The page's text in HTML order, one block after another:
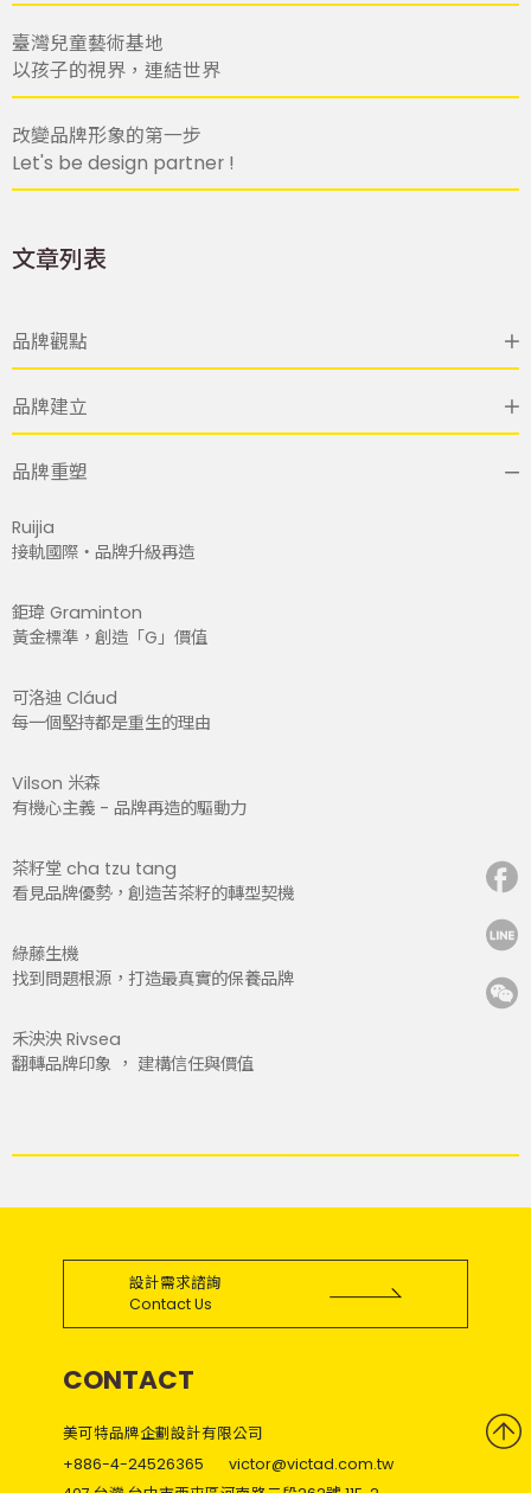
臺灣兒童藝術基地
以孩子的視界，連結世界
改變品牌形象的第一步
Let's be design partner !
文章列表
品牌觀點
品牌建立
品牌重塑
Ruijia
接軌國際・品牌升級再造
鉅瑋 Graminton
黃金標準，創造「G」價值
可洛迪 Cláud
每一個堅持都是重生的理由
Vilson 米森
有機心主義 - 品牌再造的驅動力
茶籽堂 cha tzu tang
看見品牌優勢，創造苦茶籽的轉型契機
綠藤生機
找到問題根源，打造最真實的保養品牌
禾泱泱 Rivsea
翻轉品牌印象 ， 建構信任與價值
設計需求諮詢
Contact Us
CONTACT
美可特品牌企劃設計有限公司
+886-4-24526365
victor@victad.com.tw